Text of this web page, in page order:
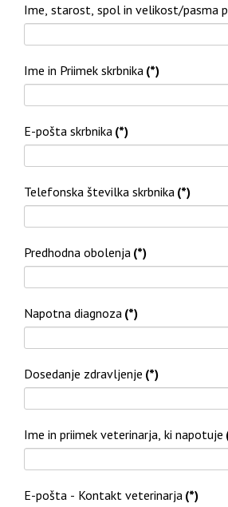
Ime, starost, spol in velikost/pasma
Ime in Priimek skrbnika (*)
E-pošta skrbnika (*)
Telefonska številka skrbnika (*)
Predhodna obolenja (*)
Napotna diagnoza (*)
Dosedanje zdravljenje (*)
Ime in priimek veterinarja, ki napotuje
E-pošta - Kontakt veterinarja (*)